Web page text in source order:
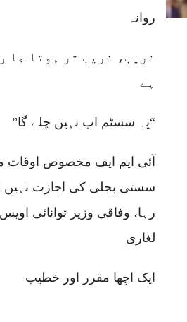
روانہ
غریب، غریب تر ہوتا جا
ہے
“یہ سسٹم اب نہیں چلے گا”
آئی ایم ایف مخصوص اوقات
سستی بجلی کی اجازت نہیں
رہا، وفاقی وزیر توانائی اویس
لغاری
ایک اچھا مقرر اور خطیب